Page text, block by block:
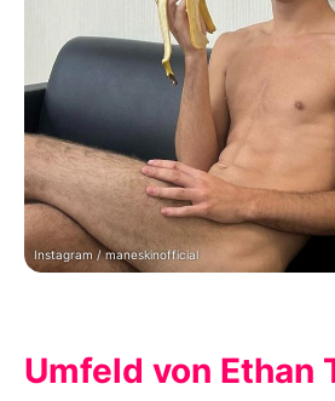
Instagram / maneskinofficial
Umfeld von Ethan